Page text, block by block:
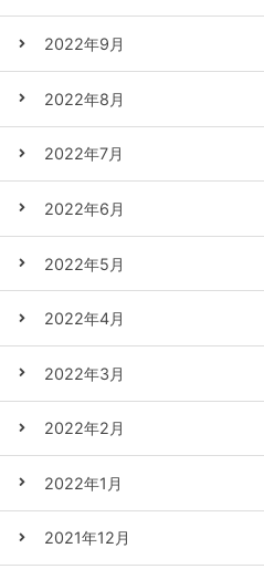
2022年9月
2022年8月
2022年7月
2022年6月
2022年5月
2022年4月
2022年3月
2022年2月
2022年1月
2021年12月